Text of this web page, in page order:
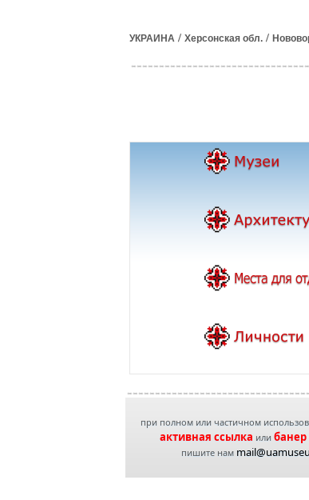
УКРАИНА / Херсонская обл. /
при полном или частичном
активная ссылка или банер
пишите нам